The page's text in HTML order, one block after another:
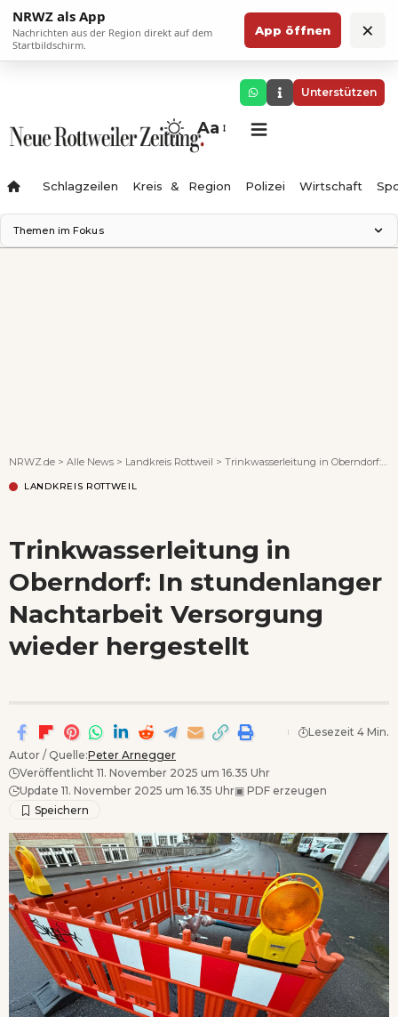
NRWZ als App
Nachrichten aus der Region direkt auf dem
Startbildschirm.
App öffnen ×
Unterstützen
Aa
Schlagzeilen Kreis & Region Polizei Wirtschaft
Themen im Fokus
NRWZ.de > Alle News > Landkreis Rottweil > Trinkwasserleitung in Oberndorf: In stundenlanger Nachtarbeit Versorgung wieder hergestellt
LANDKREIS ROTTWEIL
Trinkwasserleitung in
Oberndorf: In stundenlanger
Nachtarbeit Versorgung
wieder hergestellt
Autor / Quelle:Peter Arnegger
Veröffentlicht 11. November 2025 um 16.35 Uhr
Update 11. November 2025 um 16.35 Uhr▣ PDF erzeugen
Lesezeit 4 Min.